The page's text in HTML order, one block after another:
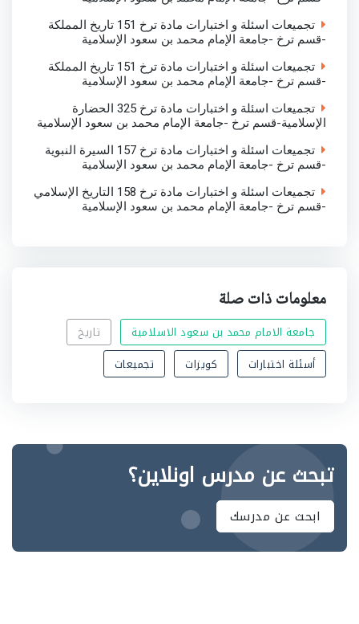
تجميعات اسئلة و اختبارات مادة ترخ 151 تاريخ المملكة
-قسم ترخ -جامعة الإمام محمد بن سعود الإسلامية
تجميعات اسئلة و اختبارات مادة ترخ 151 تاريخ المملكة
-قسم ترخ -جامعة الإمام محمد بن سعود الإسلامية
تجميعات اسئلة و اختبارات مادة ترخ 325 الحضارة
الإسلامية-قسم ترخ -جامعة الإمام محمد بن سعود الإسلامية
تجميعات اسئلة و اختبارات مادة ترخ 157 السيرة النبوية
-قسم ترخ -جامعة الإمام محمد بن سعود الإسلامية
تجميعات اسئلة و اختبارات مادة ترخ 158 التاريخ الإسلامي
-قسم ترخ -جامعة الإمام محمد بن سعود الإسلامية
معلومات ذات صلة
جامعة الامام محمد بن سعود الاسلامية
تاريخ
أسئلة اختبارات
كويزات تجميعات
تبحث عن مدرس اونلاين؟
ابحث عن مدرسك